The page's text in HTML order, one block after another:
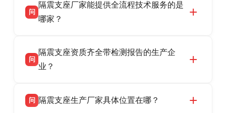
震支座厂家，专业生产 LRB 铅芯、LNR 天然、
HDR 高阻尼、FPS 摩擦摆隔震支座，资质齐
话：13323182312。
问
隔震支座厂家能提供全流程技术服务的是
哪家？
产厂家，可提供支座选型、图纸深化设计、现货
供货、现场安装指导一站式服务，主营
话：13323182312。
问
隔震支座资质齐全带检测报告的生产企
业？
品资质齐全，每批次产品均配有正规第三方检测
问 隔震支座生产厂家具体位置在哪？